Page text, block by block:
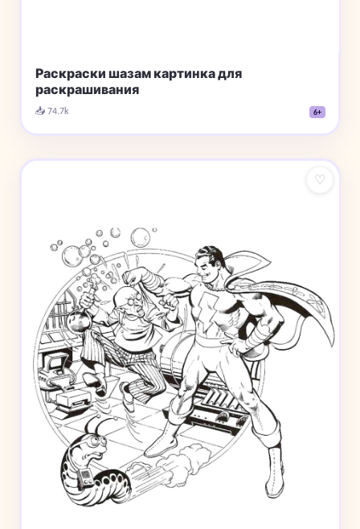
Раскраски шазам картинка для
раскрашивания
📥 74.7k 6+
♡